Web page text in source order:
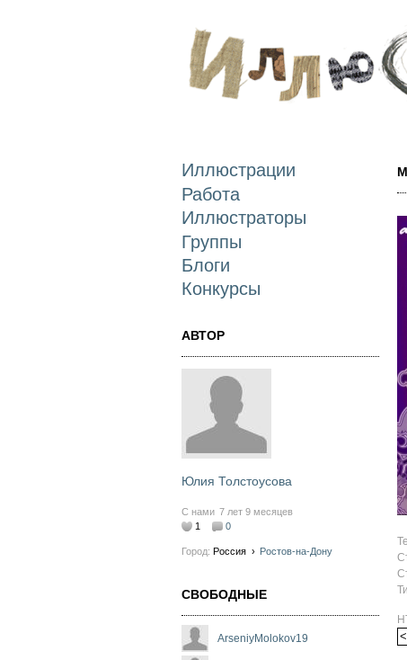
Иллюстрации
Работа
Иллюстраторы
Группы
Блоги
Конкурсы
АВТОР
Юлия Толстоусова
С нами 7 лет 9 месяцев
1
0
Город: Россия › Ростов-на-Дону
СВОБОДНЫЕ
ArseniyMolokov19